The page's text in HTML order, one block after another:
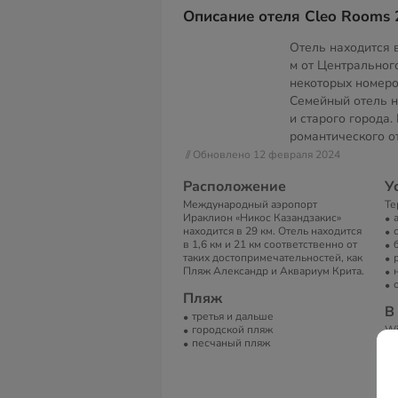
Описание отеля Cleo Rooms
Отель находится
м от
некоторых
Семейный отель
и старого
романтического
// Обновлено 12 февраля 2024
Расположение
Международный аэропорт
Ираклион «Никос Казандзакис»
находится в 29 км. Отель находится
в 1,6 км и 21 км соответственно от
таких достопримечательностей, как
Пляж Александр и Аквариум Крита.
Пляж
третья и дальше
городской пляж
песчаный пляж
В